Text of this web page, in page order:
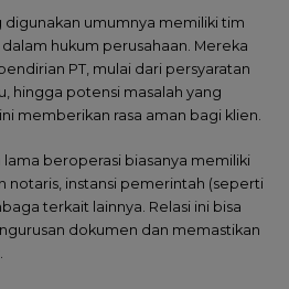
digunakan umumnya memiliki tim
hukum perusahaan. Mereka
PT, mulai dari persyaratan
hingga potensi masalah yang
memberikan rasa aman bagi klien.
lama beroperasi biasanya memiliki
notaris, instansi pemerintah (seperti
terkait lainnya. Relasi ini bisa
dokumen dan memastikan